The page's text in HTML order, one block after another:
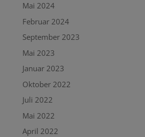
Mai 2024
Februar 2024
September 2023
Mai 2023
Januar 2023
Oktober 2022
Juli 2022
Mai 2022
April 2022